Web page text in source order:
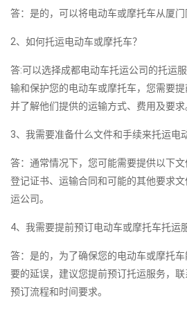
答：是的，可以将电动车或摩托车从厦门
2、如何托运电动车或摩托车？
答:可以选择成都电动车托运公司的托运
输和保护您的电动车或摩托车，您需要提
并了解他们提供的运输方式、费用及要求
3、我需要准备什么文件和手续来托运电
答：通常情况下，您可能需要提供以下
登记证书、运输合同和可能的其他要求
运公司。
4、我需要提前预订电动车或摩托车托运
答：是的，为了确保您的电动车或摩托
要的延误，建议您提前预订托运服务，
预订流程和时间要求。